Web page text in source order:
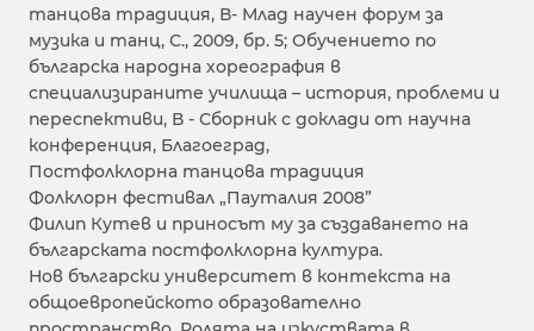
танцова традиция, В- Млад научен форум за
музика и танц, С., 2009, бр. 5; Обучението по
българска народна хореография в
специализираните училища – история, проблеми и
переспективи, В - Сборник с доклади от научна
конференция, Благоеград,
Постфолклорна танцова традиция
Фолклорн фестивал „Пауталия 2008”
Филип Кутев и приносът му за създаването на
българската постфолклорна култура.
Нов български университет в контекста на
общоевропейското образователно